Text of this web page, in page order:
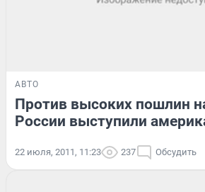
АВТО
Против высоких пошлин
России выступили
22 июля, 2011, 11:23 237 Обсудить